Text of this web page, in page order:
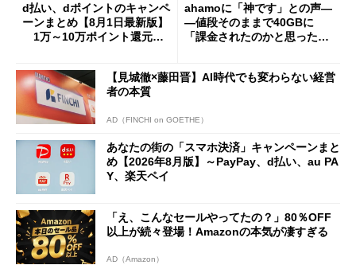
d払い、dポイントのキャンペ
ーンまとめ【8月1日最新版】
1万～10万ポイント還元の
ahamoに「神です」との声―
―値段そのままで40GBに
「課金されたのかと思った」
【見城徹×藤田晋】AI時代でも変わらない経営
者の本質
AD（FINCHI on GOETHE）
あなたの街の「スマホ決済」キャンペーンまと
め【2026年8月版】～PayPay、d払い、au PA
Y、楽天ペイ
「え、こんなセールやってたの？」80％OFF
以上が続々登場！Amazonの本気が凄すぎる
AD（Amazon）